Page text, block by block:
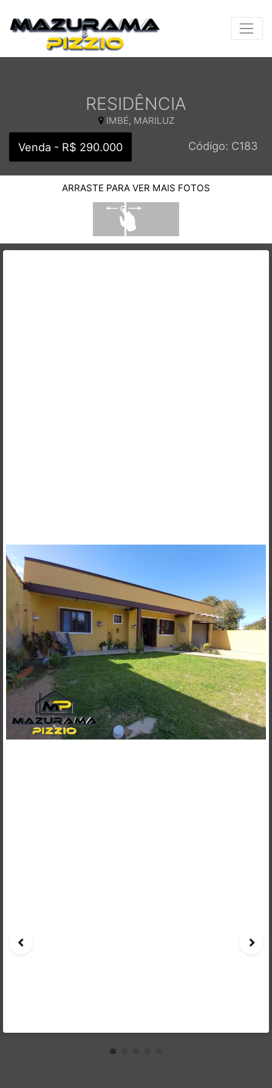
RESIDÊNCIA
IMBÉ, MARILUZ
Código: C183
Venda - R$ 290.000
ARRASTE PARA VER MAIS FOTOS